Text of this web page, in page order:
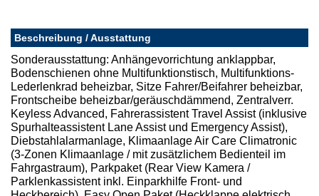
Beschreibung / Ausstattung
Sonderausstattung: Anhängevorrichtung anklappbar,
Bodenschienen ohne Multifunktionstisch, Multifunktions-
Lederlenkrad beheizbar, Sitze Fahrer/Beifahrer beheizbar,
Frontscheibe beheizbar/geräuschdämmend, Zentralverr.
Keyless Advanced, Fahrerassistent Travel Assist (inklusive
Spurhalteassistent Lane Assist und Emergency Assist),
Diebstahlalarmanlage, Klimaanlage Air Care Climatronic
(3-Zonen Klimaanlage / mit zusätzlichem Bedienteil im
Fahrgastraum), Parkpaket (Rear View Kamera /
Parklenkassistent inkl. Einparkhilfe Front- und